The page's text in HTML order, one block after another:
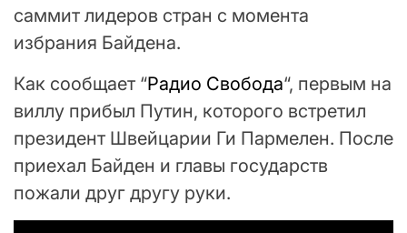
саммит лидеров стран с момента
избрания Байдена.
Как сообщает “Радио Свобода“, первым на
виллу прибыл Путин, которого встретил
президент Швейцарии Ги Пармелен. После
приехал Байден и главы государств
пожали друг другу руки.